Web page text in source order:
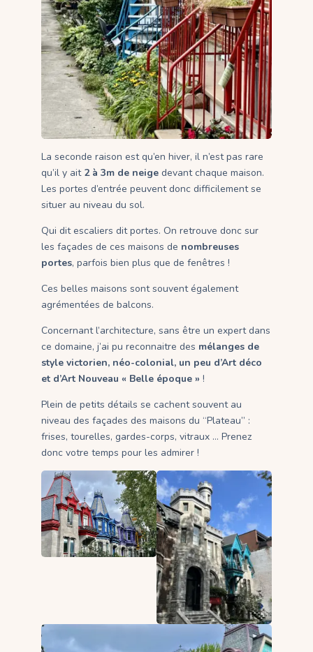
La seconde raison est qu’en hiver, il n’est pas rare
qu’il y ait 2 à 3m de neige devant chaque maison.
Les portes d’entrée peuvent donc difficilement se
situer au niveau du sol.
Qui dit escaliers dit portes. On retrouve donc sur
les façades de ces maisons de nombreuses
portes, parfois bien plus que de fenêtres !
Ces belles maisons sont souvent également
agrémentées de balcons.
Concernant l’architecture, sans être un expert dans
ce domaine, j’ai pu reconnaitre des mélanges de
style victorien, néo-colonial, un peu d’Art déco
et d’Art Nouveau « Belle époque » !
Plein de petits détails se cachent souvent au
niveau des façades des maisons du “Plateau” :
frises, tourelles, gardes-corps, vitraux … Prenez
donc votre temps pour les admirer !